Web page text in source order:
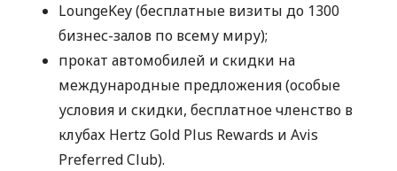
LoungeKey (бесплатные визиты до 1300
бизнес-залов по всему миру);
прокат автомобилей и скидки на
международные предложения (особые
условия и скидки, бесплатное членство в
клубах Hertz Gold Plus Rewards и Avis
Preferred Club).